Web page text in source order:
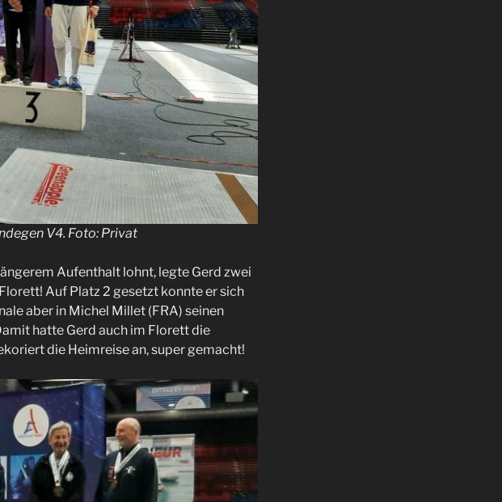
V4. Foto: Privat
Aufenthalt lohnt, legte Gerd zwei
Auf Platz 2 gesetzt konnte er sich
aber in Michel Millet (FRA) seinen
hatte Gerd auch im Florett die
die Heimreise an, super gemacht!